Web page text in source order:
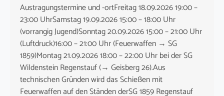
Austragungstermine und -ortFreitag 18.09.2026 19:00 –
23:00 UhrSamstag 19.09.2026 15:00 – 18:00 Uhr
(vorrangig Jugend)Sonntag 20.09.2026 15:00 – 21:00 Uhr
(Luftdruck)16:00 – 21:00 Uhr (Feuerwaffen → SG
1859)Montag 21.09.2026 18:00 – 22:00 Uhr bei der SG
Wildenstein Regenstauf (→ Geisberg 26).Aus
technischen Gründen wird das Schießen mit
Feuerwaffen auf den Ständen derSG 1859 Regenstauf